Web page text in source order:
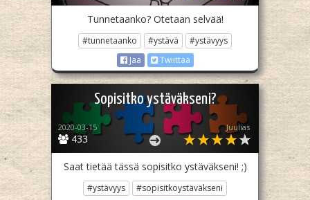
Tunnetaanko? Otetaan selvää!
#tunnetaanko #ystävä
#ystävyys
Jaa
Twiittaa
Sopisitko ystäväkseni?
433
2020-03-15 Juulias
Saat tietää tässä sopisitko ystäväkseni! ;)
#ystävyys
#sopisitkoystäväkseni